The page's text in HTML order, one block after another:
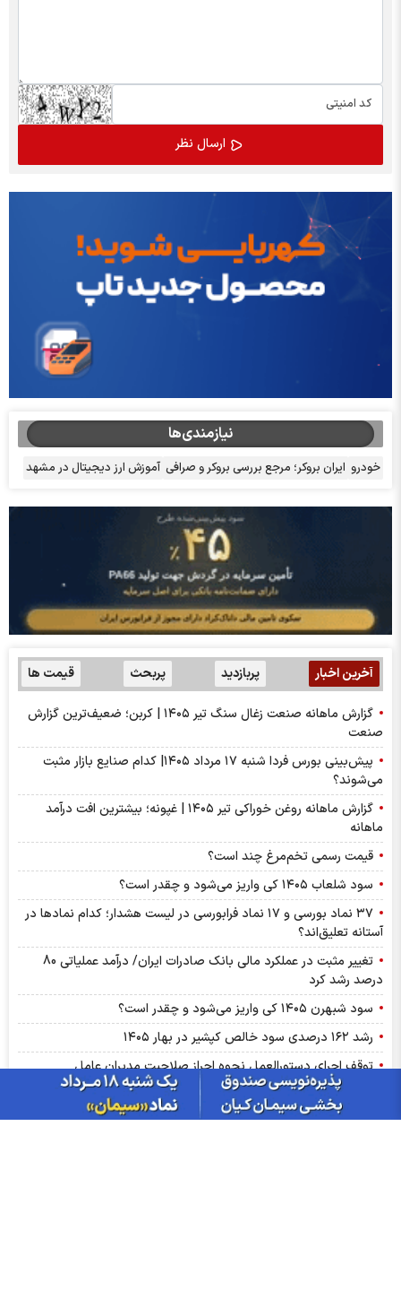
نیازمندی‌ها
خودرو ایران بروکر؛ مرجع بررسی بروکر و صرافی آموزش ارز دیجیتال در مشهد
آخرین اخبار پربازدید پربحث قیمت ها
گزارش ماهانه صنعت زغال سنگ تیر ۱۴۰۵ | کربن؛ ضعیف‌ترین گزارش
صنعت
پیش‌بینی بورس فردا شنبه ۱۷ مرداد ۱۴۰۵| کدام صنایع بازار مثبت
می‌شوند؟
گزارش ماهانه روغن خوراکی تیر ۱۴۰۵ | غپونه؛ بیشترین افت درآمد
ماهانه
قیمت رسمی تخم‌مرغ چند است؟
سود شلعاب ۱۴۰۵ کی واریز می‌شود و چقدر است؟
۳۷ نماد بورسی و ۱۷ نماد فرابورسی در لیست هشدار؛ کدام نماد‌ها در
آستانه تعلیق‌اند؟
تغییر مثبت در عملکرد مالی بانک صادرات ایران/ درآمد عملیاتی 80
درصد رشد کرد
سود شبهرن ۱۴۰۵ کی واریز می‌شود و چقدر است؟
رشد ۱۶۲ درصدی سود خالص کپشیر در بهار ۱۴۰۵
توقف اجرای دستورالعمل نحوه احراز صلاحیت مدیران عامل
پشت پرده تولید روزانه ۲۰ تن فنر در خگلپا
دلار در کانال ۱۸۸ هزار تومان ماند!